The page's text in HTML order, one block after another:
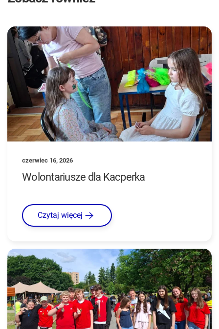
czerwiec 16, 2026
Wolontariusze dla Kacperka
Czytaj więcej